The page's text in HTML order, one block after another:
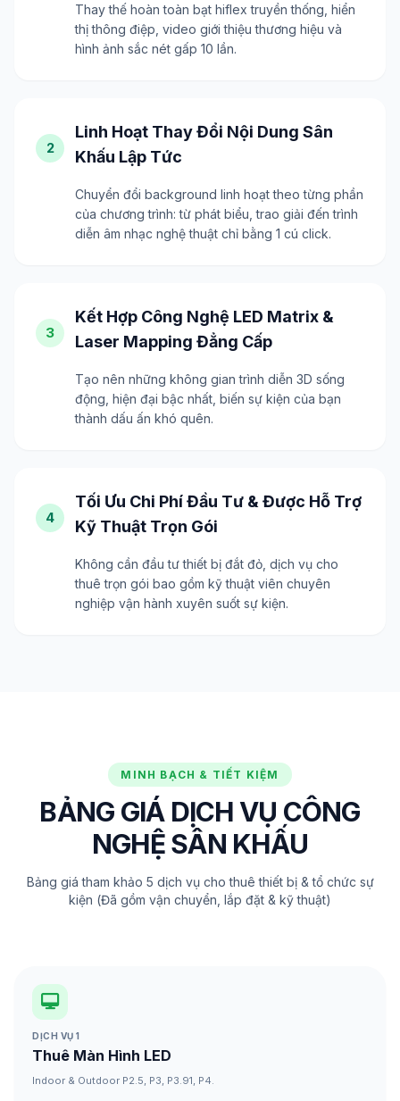
Thay thế hoàn toàn bạt hiflex truyền thống, hiển
thị thông điệp, video giới thiệu thương hiệu và
hình ảnh sắc nét gấp 10 lần.
2
Linh Hoạt Thay Đổi Nội Dung Sân
Khấu Lập Tức
Chuyển đổi background linh hoạt theo từng phần
của chương trình: từ phát biểu, trao giải đến trình
diễn âm nhạc nghệ thuật chỉ bằng 1 cú click.
3
Kết Hợp Công Nghệ LED Matrix &
Laser Mapping Đẳng Cấp
Tạo nên những không gian trình diễn 3D sống
động, hiện đại bậc nhất, biến sự kiện của bạn
thành dấu ấn khó quên.
4
Tối Ưu Chi Phí Đầu Tư & Được Hỗ Trợ
Kỹ Thuật Trọn Gói
Không cần đầu tư thiết bị đắt đỏ, dịch vụ cho
thuê trọn gói bao gồm kỹ thuật viên chuyên
nghiệp vận hành xuyên suốt sự kiện.
MINH BẠCH & TIẾT KIỆM
BẢNG GIÁ DỊCH VỤ CÔNG
NGHỆ SÂN KHẤU
Bảng giá tham khảo 5 dịch vụ cho thuê thiết bị & tổ chức sự
kiện (Đã gồm vận chuyển, lắp đặt & kỹ thuật)
DỊCH VỤ 1
Thuê Màn Hình LED
Indoor & Outdoor P2.5, P3, P3.91, P4.